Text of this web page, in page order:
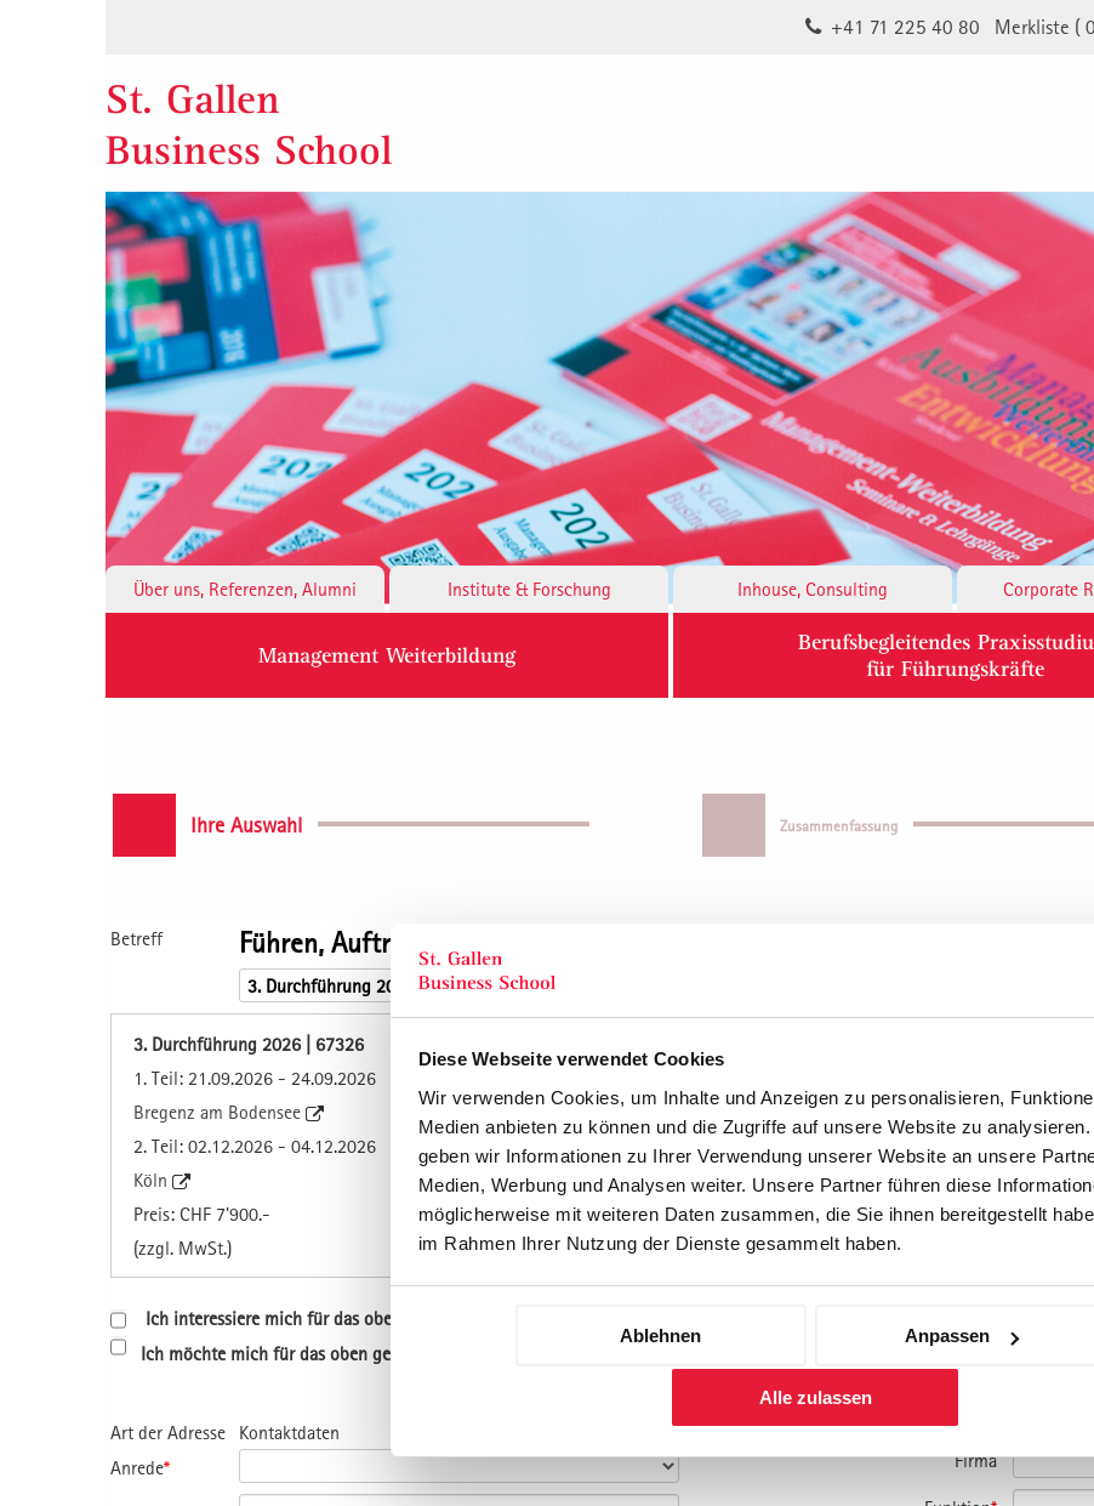
Diese Webseite verwendet Cookies
Wir verwenden Cookies, um Inhalte und Anzeigen zu personalisieren,
Medien anbieten zu können und die Zugriffe auf unsere Website zu
geben wir Informationen zu Ihrer Verwendung unserer Website an unsere
Medien, Werbung und Analysen weiter. Unsere Partner führen diese
möglicherweise mit weiteren Daten zusammen, die Sie ihnen bereitgestellt
im Rahmen Ihrer Nutzung der Dienste gesammelt haben.
Ablehnen Anpassen
Alle zulassen
Merkliste (0
+41 71 225 40 80
St. Gallen
Business School
Über uns, Referenzen, Alumni Institute & Forschung Inhouse, Consulting Corporate
Management Weiterbildung
Berufsbegleitendes
für Führungskräfte
Ihre Auswahl Zusammenfassung
Betreff Führen, Auftreten, Wirken
3. Durchführung 2026 | 67326
1. Teil: 21.09.2026 - 24.09.2026
Bregenz am Bodensee
2. Teil: 02.12.2026 - 04.12.2026
Köln
Preis: CHF 7'900.-
(zzgl. MwSt.)
Ich interessiere mich für das oben genannte Programm und bitte um Kontaktaufnahme.
Ich möchte mich für das oben genannte Programm anmelden.
Art der Adresse
Kontaktdaten
Anrede* Firma